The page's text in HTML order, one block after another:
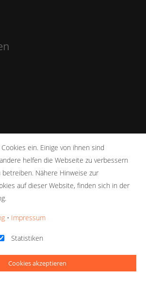
Proumgesetzt mitQUIQQER
ein. Einige von ihnen sind
helfen die Webseite zu verbessern
Nähere Hinweise zur
auf dieser Website, finden sich in der
• Impressum
Statistiken
Cookies akzeptieren